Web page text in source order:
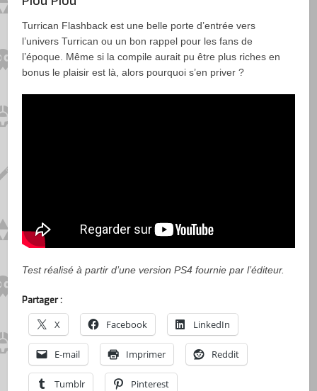
Turrican Flashback est une belle porte d’entrée vers
l’univers Turrican ou un bon rappel pour les fans de
l’époque. Même si la compile aurait pu être plus riches en
bonus le plaisir est là, alors pourquoi s’en priver ?
Test réalisé à partir d’une version PS4 fournie par l’éditeur.
Partager :
X Facebook LinkedIn
E-mail Imprimer Reddit
Tumblr Pinterest